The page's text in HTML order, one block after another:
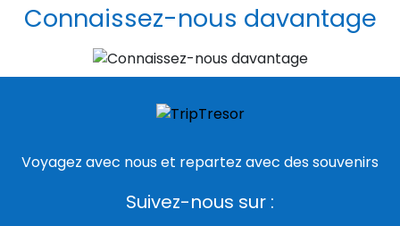
Connaissez-nous davantage
Voyagez avec nous et repartez avec des souvenirs
Suivez-nous sur :